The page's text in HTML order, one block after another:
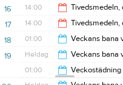
18:30
16 14:00 Tivedsmedeln,
18:00
17 14:00 Tivedsmedeln,
18:00
18 01:00 Veckans bana
00:00
19 Heldag Veckans bana
01:00
Diga